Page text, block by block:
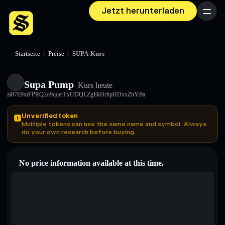
Jetzt herunterladen Menü
Startseite / Preise / SUPA-Kurs
Supa Pump Kurs heute
zi87E9xtFPRQ2o9qqerFxUDQLZgEkHrhpHDxxZhYi9a
Unverified token
Multiple tokens can use the same name and symbol. Always
do your own research before buying.
No price information available at this time.